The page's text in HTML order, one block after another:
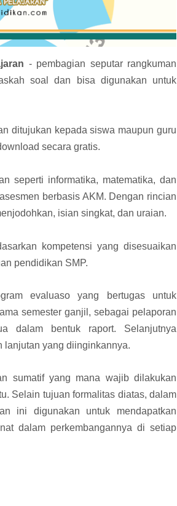
- pembagian seputar rangkuman
soal dan bisa digunakan untuk
ditujukan kepada siswa maupun guru
secara gratis.
seperti informatika, matematika, dan
berbasis AKM. Dengan rincian
isian singkat, dan uraian.
kompetensi yang disesuaikan
pendidikan SMP.
evaluaso yang bertugas untuk
semester ganjil, sebagai pelaporan
dalam bentuk raport. Selanjutnya
lanjutan yang diinginkannya.
sumatif yang mana wajib dilakukan
Selain tujuan formalitas diatas, dalam
ini digunakan untuk mendapatkan
dalam perkembangannya di setiap